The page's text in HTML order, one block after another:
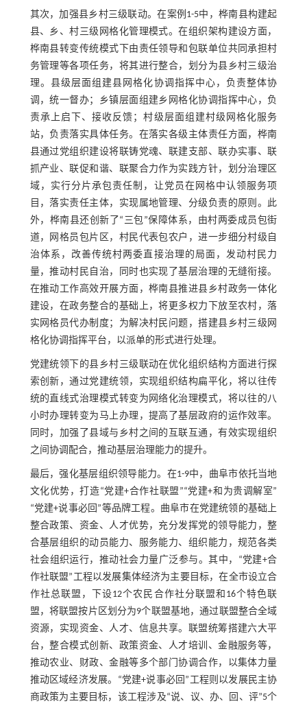
其次，加强县乡村三级联动。在案例1-5中，桦南县构建起
县、乡、村三级网格化管理模式。在组织架构建设方面，
桦南县转变传统模式下由责任领导和包联单位共同承担村
务管理等各项任务，将其进行整合，划分为县乡村三级治
理。县级层面组建县网格化协调指挥中心，负责整体协
调，统一督办；乡镇层面组建乡网格化协调指挥中心，负
责承上启下、接收反馈；村级层面组建村级网格化服务
站，负责落实具体任务。在落实各级主体责任方面，桦南
县通过党组织建设将联铸党魂、联建支部、联办实事、联
抓产业、联促和谐、联聚合力作为实践方针，划分治理区
域，实行分片承包责任制，让党员在网格中认领服务项
目，落实责任主体，实现属地管理、分级负责的原则。此
外，桦南县还创新了“三包”保障体系，由村两委成员包街
道，网格员包片区，村民代表包农户，进一步细分村级自
治体系，改善传统村两委直接治理的局面，发动村民力
量，推动村民自治，同时也实现了基层治理的无缝衔接。
在推动工作高效开展方面，桦南县推进县乡村政务一体化
建设，在政务整合的基础上，将更多权力下放至农村，落
实网格员代办制度；为解决村民问题，搭建县乡村三级网
格化协调指挥平台，以派单的形式进行处理。
党建统领下的县乡村三级联动在优化组织结构方面进行探
索创新，通过党建统领，实现组织结构扁平化，将以往传
统的直线式治理模式转变为网络化治理模式，将以往的八
小时办理转变为马上办理，提高了基层政府的运作效率。
同时，加强了县域与乡村之间的互联互通，有效实现组织
之间协调配合，推动基层治理能力的提升。
最后，强化基层组织领导能力。在1-9中，曲阜市依托当地
文化优势，打造“党建+合作社联盟”“党建+和为贵调解室”
“党建+说事必回”等品牌工程。曲阜市在党建统领的基础上
整合政策、资金、人才优势，充分发挥党的领导能力，整
合基层组织的动员能力、服务能力、组织能力，规范各类
社会组织运行，推动社会力量广泛参与。其中，“党建+合
作社联盟”工程以发展集体经济为主要目标，在全市设立合
作社总联盟，下设12个农民合作社分联盟和16个特色联
盟，将联盟按片区划分为9个联盟基地，通过联盟整合全域
资源，实现资金、人才、信息共享。联盟统筹搭建六大平
台，整合模式创新、政策资金、人才培训、金融服务等，
推动农业、财政、金融等多个部门协调合作，以集体力量
推动区域经济发展。“党建+说事必回”工程则以发展民主协
商政策为主要目标，该工程涉及“说、议、办、回、评”5个